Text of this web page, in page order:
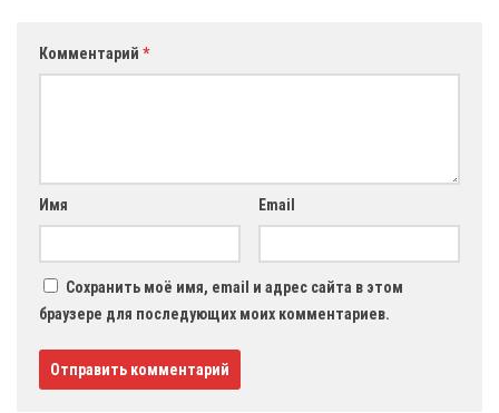
Комментарий *
Имя Email
Сохранить моё имя, email и адрес сайта в этом
браузере для последующих моих комментариев.